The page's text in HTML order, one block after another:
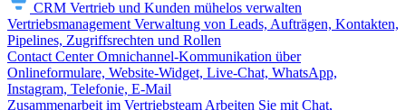
CRM Vertrieb und Kunden mühelos verwalten
Vertriebsmanagement Verwaltung von Leads, Aufträgen, Kontakten,
Pipelines, Zugriffsrechten und Rollen
Contact Center Omnichannel-Kommunikation über
Onlineformulare, Website-Widget, Live-Chat, WhatsApp,
Instagram, Telefonie, E-Mail
Zusammenarbeit im Vertriebsteam Arbeiten Sie mit Chat,